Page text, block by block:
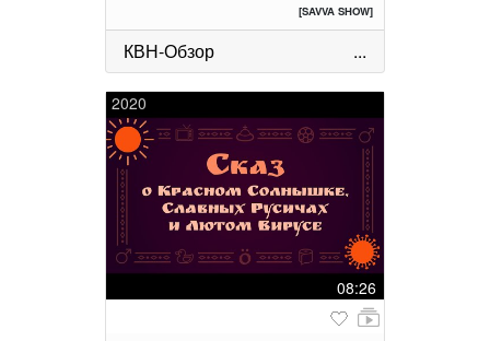
[SAVVA SHOW]
КВН-Обзор ...
2020
08:26